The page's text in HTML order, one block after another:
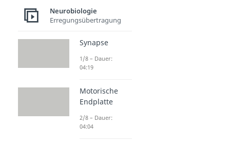
Neurobiologie
Erregungsübertragung
Synapse
1/8 – Dauer:
04:19
Motorische
Endplatte
2/8 – Dauer:
04:04